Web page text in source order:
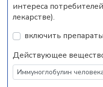
интереса
лекарстве).
включить
Действующее